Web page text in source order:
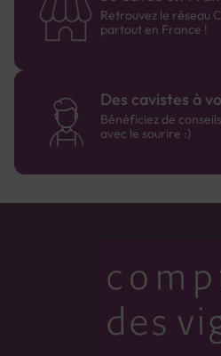
Retrouvez le réseau
partout en France !
Des cavistes à
Bénéficiez de
avec le sourire :)